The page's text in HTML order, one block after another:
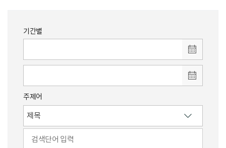
기간별
주제어